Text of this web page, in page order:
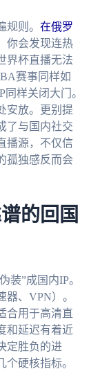
则。 在俄罗
你会发现连热
界杯直播无法
赛事同样如
样关闭大门。
安放。更别提
了与国内社交
播源，不仅信
孤独感反而会
的回国
装”成国内IP。
、VPN）。
合用于高清直
和延迟有着近
定胜负的进
硬核指标。